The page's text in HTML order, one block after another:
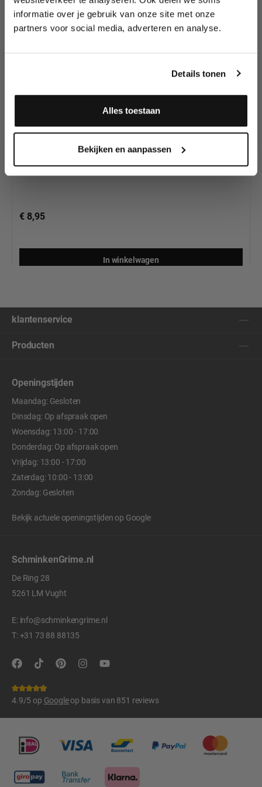
informatie over je gebruik van onze site met onze
partners voor social media, adverteren en analyse.
Details tonen
Alles toestaan
Bekijken en aanpassen
Diamond FX
€ 8,95
In winkelwagen
klantenservice
Producten
Openingstijden
Maandag: Gesloten
Dinsdag: Op afspraak open
Woensdag: 13:00 - 17:00
Donderdag: Op afspraak open
Vrijdag: 13:00 - 17:00
Zaterdag: 10:00 - 13:00
Zondag: Gesloten
Bekijk actuele openingstijden op Google
SchminkenGrime.nl
De Ring 28
5261 LM Vught
E: info@schminkengrime.nl
T:+31 73 88 88135
4.9/5 op Googleop basis van 851 reviews
wedstrijden en meer.
Meld je aan en ontvang direct
Ja, ik meld me aan